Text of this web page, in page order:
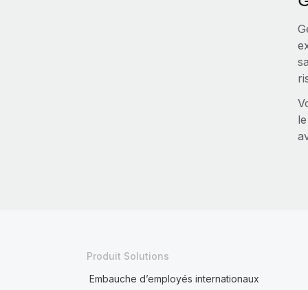
Produit Solutions
Embauche d’employés internationaux